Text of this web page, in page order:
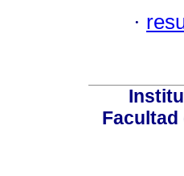
·
Facultad